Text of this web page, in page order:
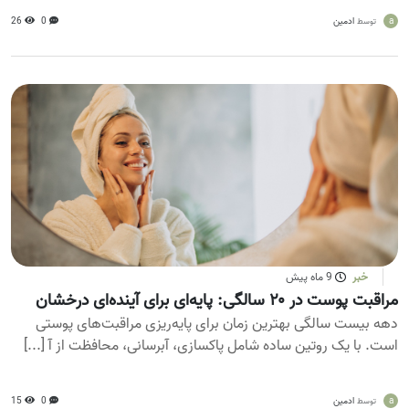
a توسط ادمین 0
26
خبر 9 ماه پیش
مراقبت پوست در ۲۰ سالگی: پایه‌ای برای آینده‌ای درخشان
دهه بیست سالگی بهترین زمان برای پایه‌ریزی مراقبت‌های پوستی
است. با یک روتین ساده شامل پاکسازی، آبرسانی، محافظت از آ [...]
a توسط ادمین 0
15